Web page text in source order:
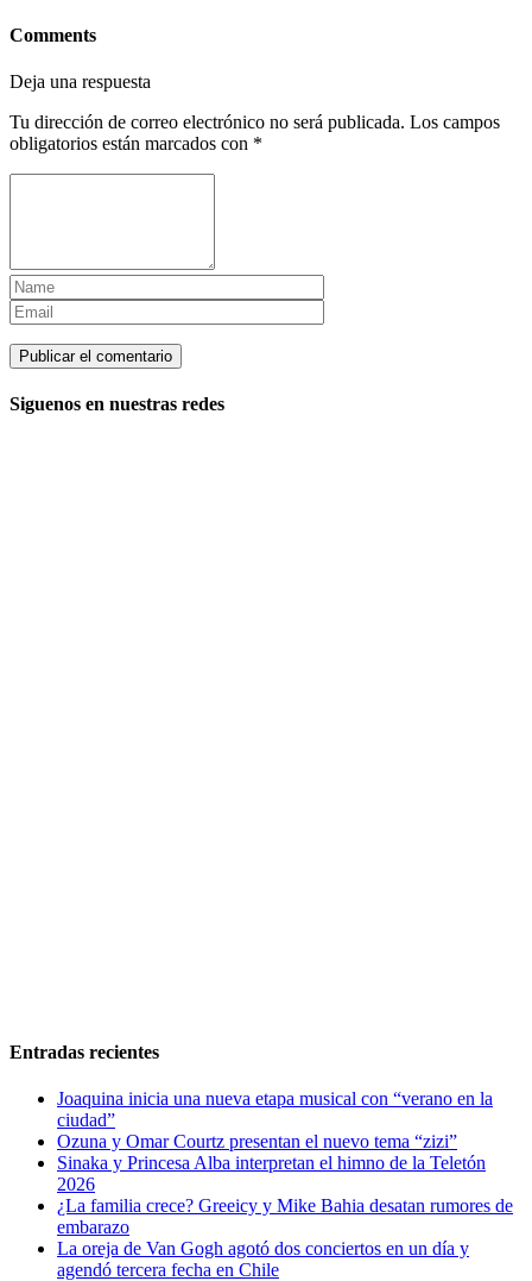
Comments
Deja una respuesta
Tu dirección de correo electrónico no será publicada. Los campos
obligatorios están marcados con *
Siguenos en nuestras redes
Entradas recientes
Joaquina inicia una nueva etapa musical con “verano en la
ciudad”
Ozuna y Omar Courtz presentan el nuevo tema “zizi”
Sinaka y Princesa Alba interpretan el himno de la Teletón
2026
¿La familia crece? Greeicy y Mike Bahia desatan rumores de
embarazo
La oreja de Van Gogh agotó dos conciertos en un día y
agendó tercera fecha en Chile